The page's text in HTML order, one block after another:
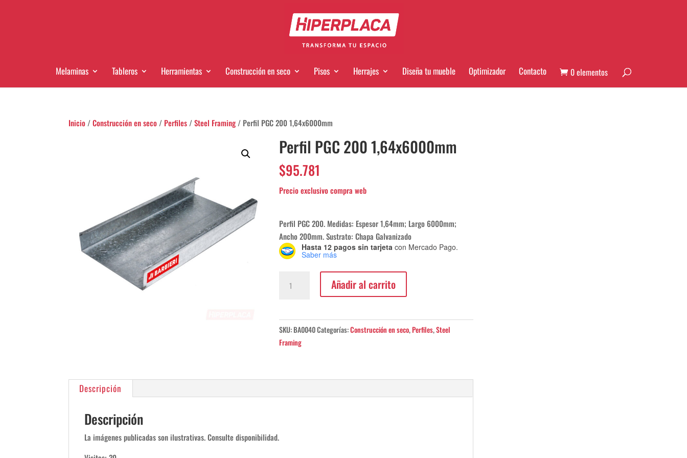
Melaminas Tableros Herramientas Construcción en seco Pisos Herrajes Diseña tu mueble Optimizador Contacto 0 elementos
Inicio /Construcción en seco / Perfiles /Steel Framing / Perfil PGC 200 1,64x6000mm
Perfil PGC 200 1,64x6000mm
$95.781
Perfil PGC 200. Medidas: Espesor 1,64mm; Largo 6000mm;
Ancho 200mm. Sustrato: Chapa Galvanizado
Hasta 12 pagos sin tarjeta con Mercado Pago.
Saber más
PGC
cantidad
Añadir al carrito
SKU:BA0040Categorías:Construcción en seco,Perfiles,Steel
Framing
Descripción
Descripción
La imágenes publicadas son ilustrativas. Consulte disponibilidad.